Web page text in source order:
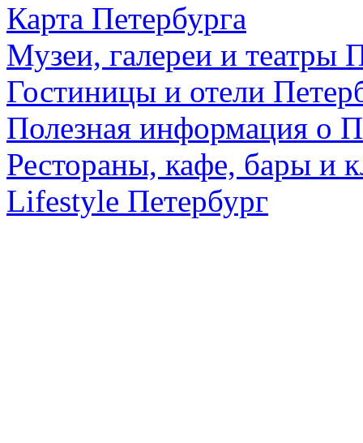
Карта Петербурга
Музеи, галереи и театры
Гостиницы и отели
Полезная информация о
Рестораны, кафе, бары и
Lifestyle Петербург